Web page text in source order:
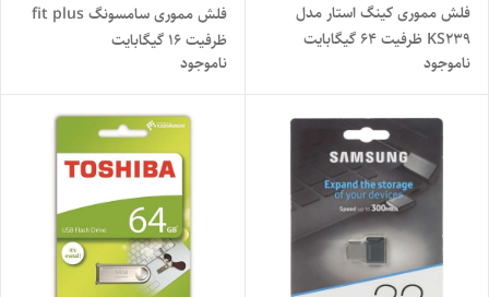
فلش مموری کینگ استار مدل
KS239 ظرفیت 64 گیگابایت
ناموجود
فلش مموری سامسونگ fit plus
ظرفیت 16 گیگابایت
ناموجود